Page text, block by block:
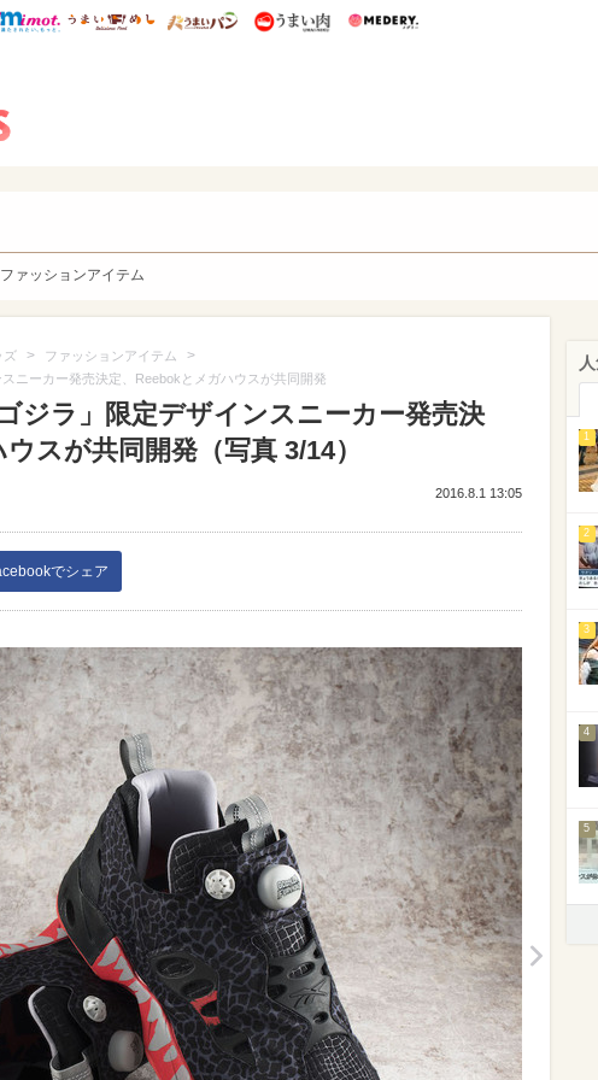
レぴあ総研 ディズニー特集
mimot. うまいめし うまいパン うまい肉
ファッションアイテム
ズ > ファッションアイテム >
ニーカー発売決定、Reebokとメガハウスが共同開発
ジラ」限定デザインスニーカー発売決
スが共同開発（写真 3/14）
2016.8.1 13:05
でシェア
1
2
3
4
5